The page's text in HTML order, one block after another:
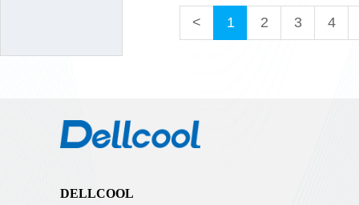
< 1 2 3 4
DELLCOOL